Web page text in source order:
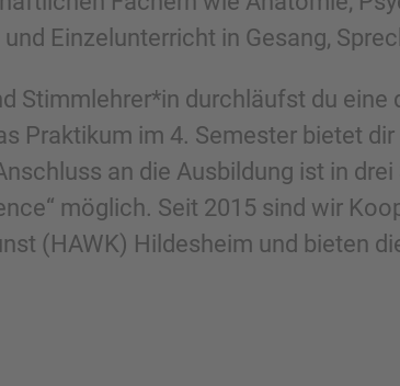
Einzelunterricht in Gesang,
Stimmlehrer*in durchläufst du
Praktikum im 4. Semester bietet
an die Ausbildung ist in
möglich. Seit 2015 sind wir
(HAWK) Hildesheim und bieten